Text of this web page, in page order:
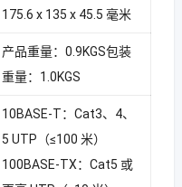
175.6 x 135 x 45.5 毫米
产品重量：0.9KGS包装
重量：1.0KGS
10BASE-T：Cat3、4、
5 UTP（≤100 米）
100BASE-TX：Cat5 或